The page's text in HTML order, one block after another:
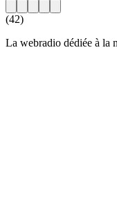
(42)
La webradio dédiée à la